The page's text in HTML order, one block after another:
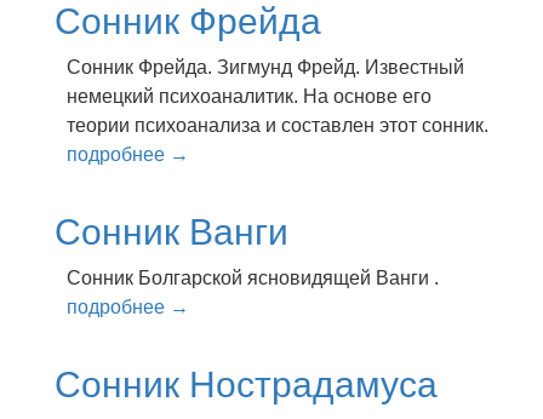
Сонник Фрейда
Сонник Фрейда. Зигмунд Фрейд. Известный
немецкий психоаналитик. На основе его
теории психоанализа и составлен этот сонник.
подробнее →
Сонник Ванги
Сонник Болгарской ясновидящей Ванги .
подробнее →
Сонник Нострадамуса